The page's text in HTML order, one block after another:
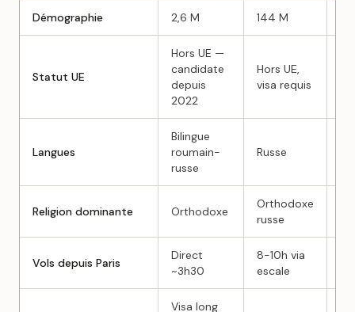
Démographie 2,6 M 144 M
Statut UE
Hors UE —
candidate
depuis
2022
Hors UE,
visa requis
Langues
Bilingue
roumain-
russe
Russe
Religion dominante Orthodoxe
Orthodoxe
russe
Vols depuis Paris
Direct
~3h30
8-10h via
escale
Visa long